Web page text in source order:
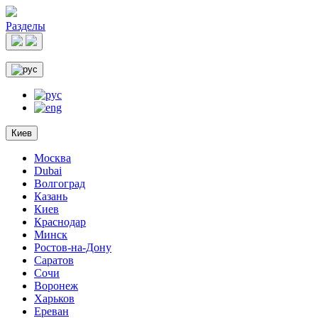
Разделы
Киев
Москва
Dubai
Волгоград
Казань
Киев
Краснодар
Минск
Ростов-на-Дону
Саратов
Сочи
Воронеж
Харьков
Ереван